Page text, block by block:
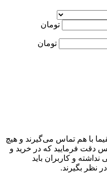
تومان
تومان
با هم تماس می‌گیرند و هیچ
دقت فرمایید که در خرید و
و کاربران باید
نظر بگیرند.